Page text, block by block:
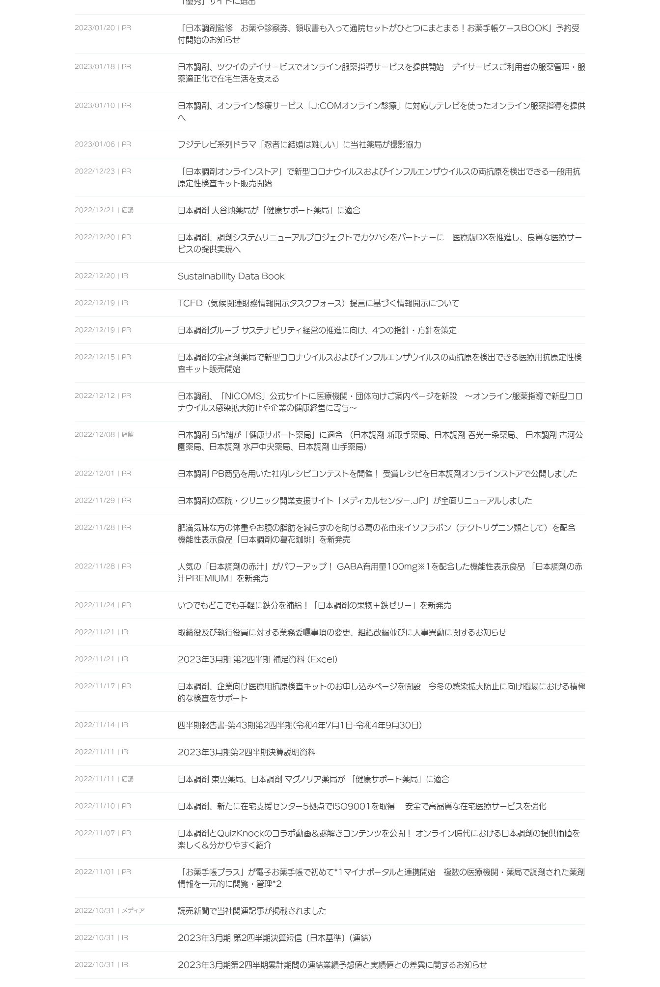
2023/01/20 PR
『日本調剤監修 お薬や診察券、領収書も入って通院セットがひとつにまとまる！お薬手帳ケースBOOK』予約受
付開始のお知らせ
2023/01/18 PR
日本調剤、ツクイのデイサービスでオンライン服薬指導サービスを提供開始 デイサービスご利用者の服薬管理・服
薬適正化で在宅生活を支える
2023/01/10 PR
日本調剤、オンライン診療サービス「J:COMオンライン診療」に対応しテレビを使ったオンライン服薬指導を提供
へ
2023/01/06 PR フジテレビ系列ドラマ「忍者に結婚は難しい」に当社薬局が撮影協力
2022/12/23 PR
「日本調剤オンラインストア」で新型コロナウイルスおよびインフルエンザウイルスの両抗原を検出できる一般用抗
原定性検査キット販売開始
2022/12/21 店舗 日本調剤 大谷地薬局が「健康サポート薬局」に適合
2022/12/20 PR
日本調剤、調剤システムリニューアルプロジェクトでカケハシをパートナーに 医療版DXを推進し、良質な医療サー
ビスの提供実現へ
2022/12/20 IR Sustainability Data Book
2022/12/19 IR TCFD（気候関連財務情報開示タスクフォース）提言に基づく情報開示について
2022/12/19 PR 日本調剤グループ サステナビリティ経営の推進に向け、4つの指針・方針を策定
2022/12/15 PR
日本調剤の全調剤薬局で新型コロナウイルスおよびインフルエンザウイルスの両抗原を検出できる医療用抗原定性検
査キット販売開始
2022/12/12 PR
日本調剤、「NiCOMS」公式サイトに医療機関・団体向けご案内ページを新設 ～オンライン服薬指導で新型コロ
ナウイルス感染拡大防止や企業の健康経営に寄与～
2022/12/08 店舗
日本調剤 5店舗が「健康サポート薬局」に適合 （日本調剤 新取手薬局、日本調剤 春光一条薬局、 日本調剤 古河公
園薬局、日本調剤 水戸中央薬局、日本調剤 山手薬局）
2022/12/01 PR 日本調剤 PB商品を用いた社内レシピコンテストを開催！ 受賞レシピを日本調剤オンラインストアで公開しました
2022/11/29 PR 日本調剤の医院・クリニック開業支援サイト「メディカルセンター.JP」が全面リニューアルしました
2022/11/28 PR
肥満気味な方の体重やお腹の脂肪を減らすのを助ける葛の花由来イソフラボン（テクトリゲニン類として）を配合
機能性表示食品「日本調剤の葛花珈琲」を新発売
2022/11/28 PR
人気の「日本調剤の赤汁」がパワーアップ！ GABA有用量100mg※1を配合した機能性表示食品 「日本調剤の赤
汁PREMIUM」を新発売
2022/11/24 PR いつでもどこでも手軽に鉄分を補給！「日本調剤の果物＋鉄ゼリー」を新発売
2022/11/21 IR 取締役及び執行役員に対する業務委嘱事項の変更、組織改編並びに人事異動に関するお知らせ
2022/11/21 IR 2023年3月期 第2四半期 補足資料 (Excel)
2022/11/17 PR
日本調剤、企業向け医療用抗原検査キットのお申し込みページを開設 今冬の感染拡大防止に向け職場における積極
的な検査をサポート
2022/11/14 IR 四半期報告書-第43期第2四半期(令和4年7月1日-令和4年9月30日)
2022/11/11 IR 2023年3月期第2四半期決算説明資料
2022/11/11 店舗 日本調剤 東雲薬局、日本調剤 マグノリア薬局が 「健康サポート薬局」に適合
2022/11/10 PR 日本調剤、新たに在宅支援センター5拠点でISO9001を取得 安全で高品質な在宅医療サービスを強化
2022/11/07 PR
日本調剤とQuizKnockのコラボ動画＆謎解きコンテンツを公開！ オンライン時代における日本調剤の提供価値を
楽しく＆分かりやすく紹介
2022/11/01 PR
「お薬手帳プラス」が電子お薬手帳で初めて*1マイナポータルと連携開始 複数の医療機関・薬局で調剤された薬剤
情報を一元的に閲覧・管理*2
2022/10/31 メディア 読売新聞で当社関連記事が掲載されました
2022/10/31 IR 2023年3月期 第2四半期決算短信〔日本基準〕(連結)
2022/10/31 IR 2023年3月期第2四半期累計期間の連結業績予想値と実績値との差異に関するお知らせ